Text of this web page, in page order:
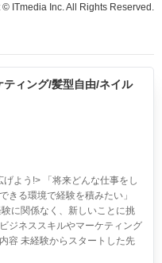
ITmedia Inc. All Rights Reserved.
ィング/髪型自由/ネイル
げよう!> 「将来どんな仕事をし
きる環境で経験を積みたい」
に関係なく、新しいことに挑
ジネススキルやマーケティング
容 未経験からスタートした先